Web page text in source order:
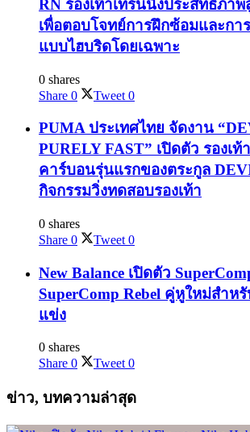
RN รองเท้าเทรนนิ่งประสิทธิภา
เพื่อตอบโจทย์การฝึกซ้อมและก
แบบไฮบริดโดยเฉพาะ
0 shares
Share 0 Tweet 0
PUMA ประเทศไทย จัดงาน
PURELY FAST” เปิดตัว รองเท้
คาร์บอนรุ่นแรกของตระกูล
กิจกรรมวิ่งทดสอบรองเท้า
0 shares
Share 0 Tweet 0
New Balance เปิดตัว
SuperComp Rebel คู่หูใหม่สำ
แข่ง
0 shares
Share 0 Tweet 0
ข่าว, บทความล่าสุด